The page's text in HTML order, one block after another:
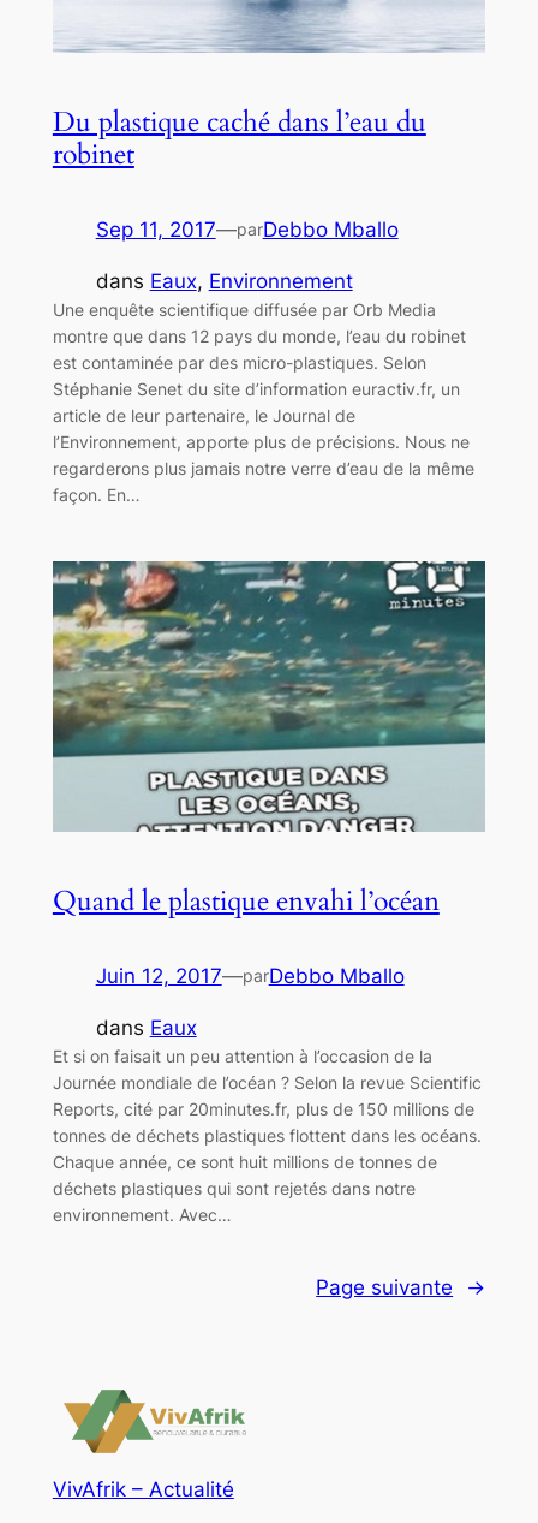
Du plastique caché dans l’eau du
robinet
Sep 11, 2017—parDebbo Mballo
dans Eaux, Environnement
Une enquête scientifique diffusée par Orb Media
montre que dans 12 pays du monde, l’eau du robinet
est contaminée par des micro-plastiques. Selon
Stéphanie Senet du site d’information euractiv.fr, un
article de leur partenaire, le Journal de
l’Environnement, apporte plus de précisions. Nous ne
regarderons plus jamais notre verre d’eau de la même
façon. En…
Quand le plastique envahi l’océan
Juin 12, 2017—parDebbo Mballo
dans Eaux
Et si on faisait un peu attention à l’occasion de la
Journée mondiale de l’océan ? Selon la revue Scientific
Reports, cité par 20minutes.fr, plus de 150 millions de
tonnes de déchets plastiques flottent dans les océans.
Chaque année, ce sont huit millions de tonnes de
déchets plastiques qui sont rejetés dans notre
environnement. Avec…
Page suivante →
VivAfrik – Actualité